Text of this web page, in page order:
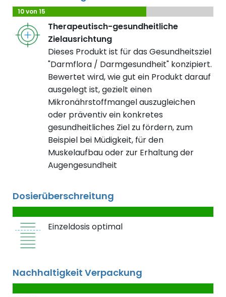
10 von 15
Therapeutisch-gesundheitliche
Zielausrichtung
Dieses Produkt ist für das Gesundheitsziel
"Darmflora / Darmgesundheit" konzipiert.
Bewertet wird, wie gut ein Produkt darauf
ausgelegt ist, gezielt einen
Mikronährstoffmangel auszugleichen
oder präventiv ein konkretes
gesundheitliches Ziel zu fördern, zum
Beispiel bei Müdigkeit, für den
Muskelaufbau oder zur Erhaltung der
Augengesundheit
Dosierüberschreitung
Einzeldosis optimal
Nachhaltigkeit Verpackung